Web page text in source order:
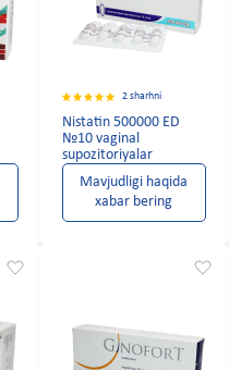
2 sharhni
Nistatin 500000 ED
№10 vaginal
supozitoriyalar
Mavjudligi haqida
xabar bering